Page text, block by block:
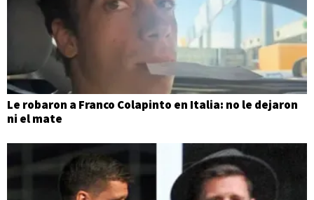
Le robaron a Franco Colapinto en Italia: no le dejaron
ni el mate